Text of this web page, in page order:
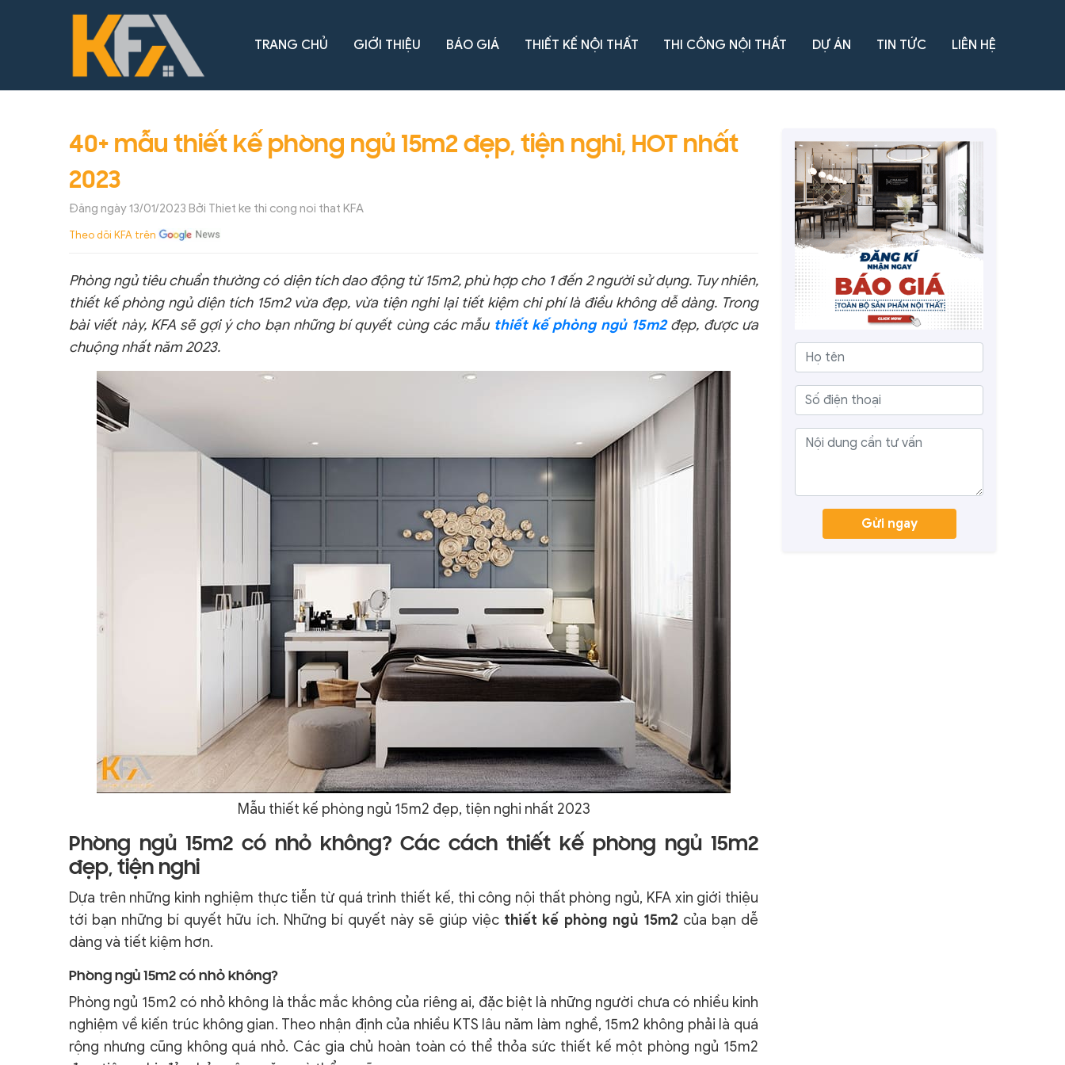
TRANG CHỦ GIỚI THIỆU BÁO GIÁ THIẾT KẾ NỘI THẤT THI CÔNG NỘI THẤT DỰ ÁN TIN TỨC LIÊN HỆ
40+ mẫu thiết kế phòng ngủ 15m2 đẹp, tiện nghi, HOT nhất
2023
Đăng ngày13/01/2023 Bởi Thiet ke thi cong noi that KFA
Theo dõi KFA trên
Phòng ngủ tiêu chuẩn thường có diện tích dao động từ 15m2, phù hợp cho 1 đến 2 người sử dụng. Tuy nhiên,
thiết kế phòng ngủ diện tích 15m2 vừa đẹp, vừa tiện nghi lại tiết kiệm chi phí là điều không dễ dàng. Trong
bài viết này, KFA sẽ gợi ý cho bạn những bí quyết cùng các mẫu thiết kế phòng ngủ 15m2đẹp, được ưa
chuộng nhất năm 2023.
Mẫu thiết kế phòng ngủ 15m2 đẹp, tiện nghi nhất 2023
Phòng ngủ 15m2 có nhỏ không? Các cách thiết kế phòng ngủ 15m2
đẹp, tiện nghi
Dựa trên những kinh nghiệm thực tiễn từ quá trình thiết kế, thi công nội thất phòng ngủ, KFA xin giới thiệu
tới bạn những bí quyết hữu ích. Những bí quyết này sẽ giúp việc thiết kế phòng ngủ 15m2 của bạn dễ
dàng và tiết kiệm hơn.
Phòng ngủ 15m2 có nhỏ không?
Phòng ngủ 15m2 có nhỏ không là thắc mắc không của riêng ai, đặc biệt là những người chưa có nhiều kinh
nghiệm về kiến trúc không gian. Theo nhận định của nhiều KTS lâu năm làm nghề, 15m2 không phải là quá
rộng nhưng cũng không quá nhỏ. Các gia chủ hoàn toàn có thể thỏa sức thiết kế một phòng ngủ 15m2
Gửi ngay